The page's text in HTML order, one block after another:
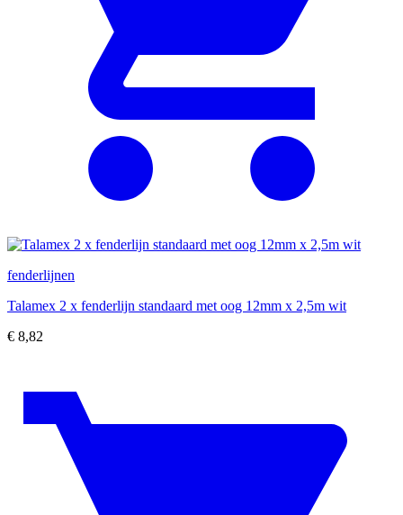
fenderlijnen
Talamex 2 x fenderlijn standaard met oog 12mm x 2,5m wit
€ 8,82